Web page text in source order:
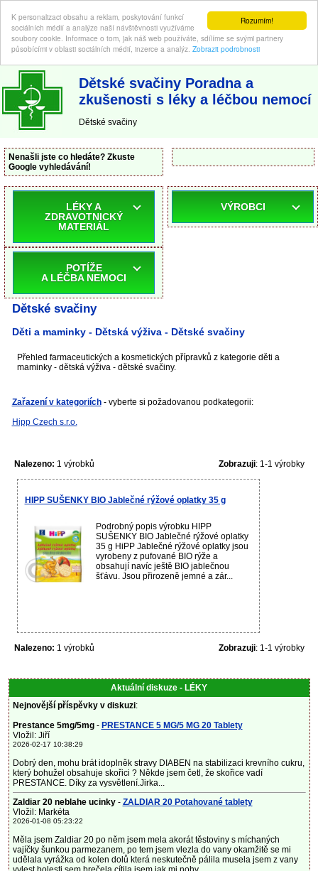
Rozumím!
K personalizaci obsahu a reklam, poskytování funkcí
sociálních médií a analýze naší návštěvnosti využíváme
soubory cookie. Informace o tom, jak náš web používáte, sdílíme se svými partnery
působícími v oblasti sociálních médií, inzerce a analýz. Zobrazit podrobnosti
ABC-LEKARNA.cz | Poradna a zkušenosti s léky a léčbou nemocí
Dětské svačiny Poradna a
zkušenosti s léky a léčbou nemocí
Dětské svačiny
Nenašli jste co hledáte? Zkuste
Google vyhledávání!
LÉKY A
ZDRAVOTNICKÝ
MATERIÁL
POTÍŽE
A LÉČBA NEMOCI
VÝROBCI
Dětské svačiny
Děti a maminky - Dětská výživa - Dětské svačiny
Přehled farmaceutických a kosmetických přípravků z kategorie děti a
maminky - dětská výživa - dětské svačiny.
Zařazení v kategoriích - vyberte si požadovanou podkategorii:
Hipp Czech s.r.o.
Nalezeno: 1 výrobků Zobrazuji: 1-1 výrobky
HIPP SUŠENKY BIO Jablečné rýžové oplatky 35 g
Podrobný popis výrobku HIPP
SUŠENKY BIO Jablečné rýžové oplatky
35 g HiPP Jablečné rýžové oplatky jsou
vyrobeny z pufované BIO rýže a
obsahují navíc ještě BIO jablečnou
šťávu. Jsou přirozeně jemné a zár...
Nalezeno: 1 výrobků Zobrazuji: 1-1 výrobky
Aktuální diskuze - LÉKY
Nejnovější příspěvky v diskuzi:
Prestance 5mg/5mg- PRESTANCE 5 MG/5 MG 20 Tablety
Vložil: Jiří
2026-02-17 10:38:29
Dobrý den, mohu brát idoplněk stravy DIABEN na stabilizaci krevního cukru,
který bohužel obsahuje skořici ? Někde jsem četl, že skořice vadí
PRESTANCE. Díky za vysvětlení.Jirka...
Zaldiar 20 neblahe ucinky- ZALDIAR 20 Potahované tablety
Vložil: Markéta
2026-01-08 05:23:22
Měla jsem Zaldiar 20 po něm jsem mela akorát těstoviny s míchaných
vajíčky šunkou parmezanem, po tem jsem vlezla do vany okamžitě se mi
udělala vyrážka od kolen dolů která neskutečně pálila musela jsem z vany